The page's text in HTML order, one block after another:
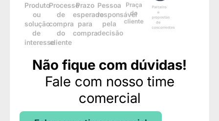
Produto
ou
solução
de
interesse
Processo
de
compra
do
cliente
Prazo
esperado
para
compra
Pessoa
responsável
pela
decisão
Praça
do
cliente
Parceiro
e
propostas
Não fique com dúvidas!
Fale com nosso time
comercial